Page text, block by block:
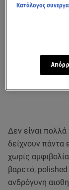
Δεν είναι
δείχνουν πάντα
χωρίς
βαρετό, polished
ανδρόγυνη
Κατάλογος